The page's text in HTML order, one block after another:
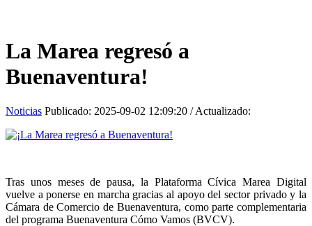
La Marea regresó a
Buenaventura!
Noticias Publicado: 2025-09-02 12:09:20 / Actualizado:
Tras unos meses de pausa, la Plataforma Cívica Marea Digital
vuelve a ponerse en marcha gracias al apoyo del sector privado y la
Cámara de Comercio de Buenaventura, como parte complementaria
del programa Buenaventura Cómo Vamos (BVCV).